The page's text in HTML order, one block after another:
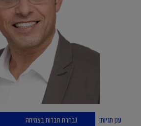
ענן תגיות: נבחרת חברות בצמיחה